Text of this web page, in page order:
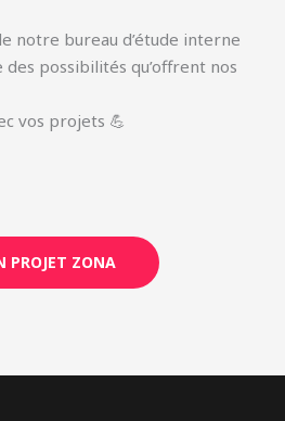
notre bureau d’étude interne
possibilités qu’offrent nos
vos projets 💪
PROJET ZONA